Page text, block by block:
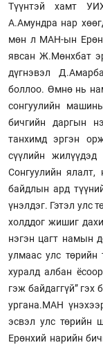
Түүнтэй хамт
А.Амундра нар
мөн л МАН-ын
явсан Ж.Мөнхбат
дүгнэвэл
боллоо. Өмнө нь
сонгуулийн
бичгийн даргын
танхимд эргэн
сүүлийн
Сонгуулийн ялалт,
байдлын ард
үнэлдэг. Гэтэл улс
холддог жишиг
нэгэн цагт намын
улмаас улс төрийн
хуралд албан
гэж байдаггүй” гэх
ургана.МАН
эсвэл улс төрийн
Ерөнхий нарийн